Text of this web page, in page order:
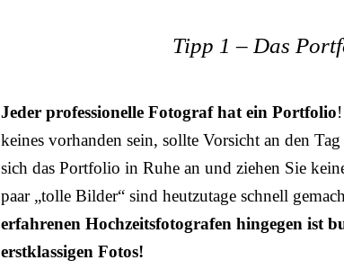
Tipp 1 – Das
Jeder professionelle Fotograf hat ein Portfolio
keines vorhanden sein, sollte Vorsicht an den
sich das Portfolio in Ruhe an und ziehen Sie
paar „tolle Bilder“ sind heutzutage schnell
erfahrenen Hochzeitsfotografen hingegen ist
erstklassigen Fotos!